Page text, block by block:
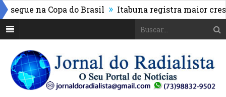
na Copa do Brasil » Itabuna registra maior